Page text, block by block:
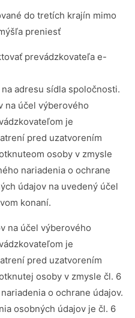
do tretích krajín mimo
preniesť
prevádzkovateľa e-
adresu sídla spoločnosti.
na účel výberového
je
pred uzatvorením
osoby v zmysle
nariadenia o ochrane
údajov na uvedený účel
konaní.
na účel výberového
je
pred uzatvorením
osoby v zmysle čl. 6
o ochrane údajov.
osobných údajov je čl. 6